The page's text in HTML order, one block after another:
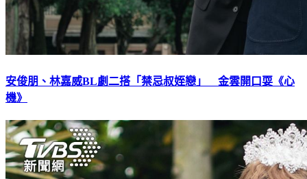
安俊朋、林嘉威BL劇二搭「禁忌叔姪戀」 金雲開口耍《心
機》